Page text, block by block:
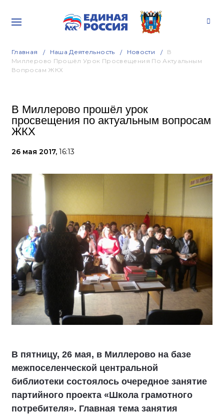
Главная Наша Деятельность Новости
В
Миллерово Прошёл Урок Просвещения По Актуальным
Вопросам ЖКХ
В Миллерово прошёл урок
просвещения по актуальным вопросам
ЖКХ
26 мая 2017, 16:13
В пятницу, 26 мая, в Миллерово на базе
межпоселенческой центральной
библиотеки состоялось очередное занятие
партийного проекта «Школа грамотного
потребителя». Главная тема занятия